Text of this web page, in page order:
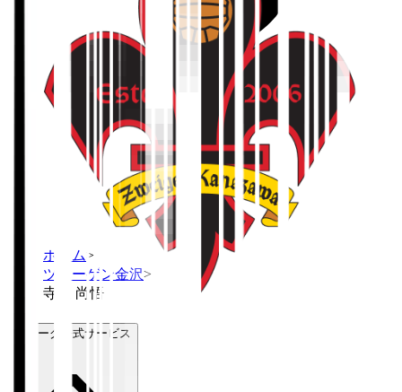
ホーム >
ツエーゲン金沢>
寺阪 尚悟
Ｊリーグ公式サービス